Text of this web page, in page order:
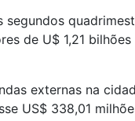
de U$ 1,21
externas na
US$ 338,01